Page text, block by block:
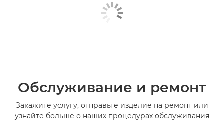
Обслуживание и ремонт
Закажите услугу, отправьте изделие на ремонт или
узнайте больше о наших процедурах обслуживания